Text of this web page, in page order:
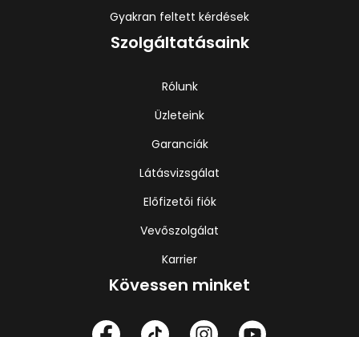
Gyakran feltett kérdések
Szolgáltatásaink
Rólunk
Üzleteink
Garanciák
Látásvizsgálat
Előfizetői fiók
Vevőszolgálat
Karrier
Kövessen minket